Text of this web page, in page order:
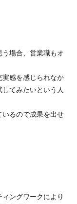
場合、営業職もオ
感を感じられなか
てみたいという人
るので成果を出せ
ングワークにより